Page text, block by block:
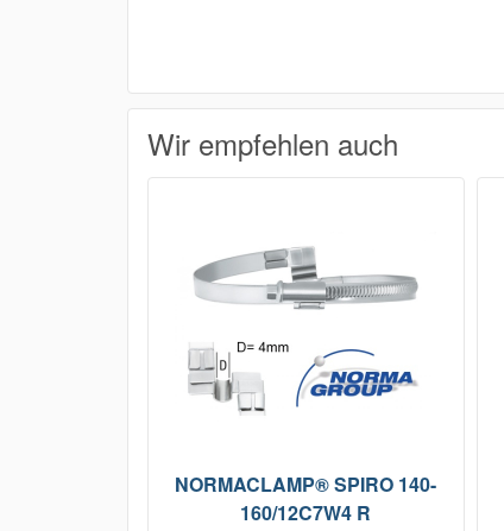
Wir empfehlen auch
NORMACLAMP® SPIRO 140-
160/12C7W4 R